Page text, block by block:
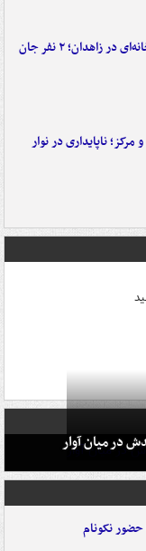
حمله مسلحانه به قهوه‌خانه‌ای در زاهدان؛ ۲ نفر جان
ناپایداری در نوار
در میان آوار
حضور نکونام